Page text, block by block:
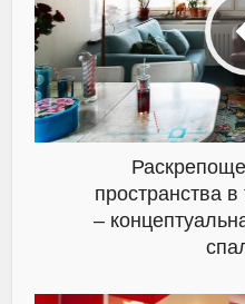
пространства
–